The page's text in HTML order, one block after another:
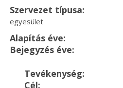
Szervezet típusa:
egyesület
Alapítás éve:
Bejegyzés éve:
Tevékenység:
Cél: